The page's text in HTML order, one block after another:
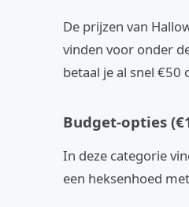
De prijzen van
vinden voor onder
betaal je al snel €50
Budget-opties
In deze categorie
een heksenhoed